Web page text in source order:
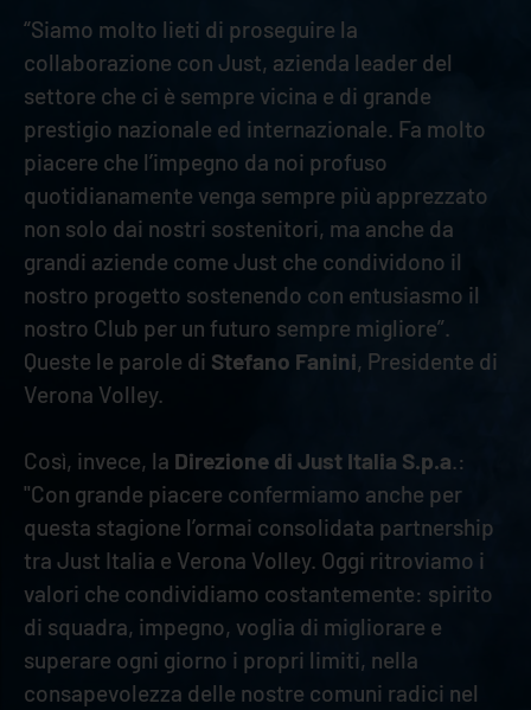
“Siamo molto lieti di proseguire la
collaborazione con Just, azienda leader del
settore che ci è sempre vicina e di grande
prestigio nazionale ed internazionale. Fa molto
piacere che l’impegno da noi profuso
quotidianamente venga sempre più apprezzato
non solo dai nostri sostenitori, ma anche da
grandi aziende come Just che condividono il
nostro progetto sostenendo con entusiasmo il
nostro Club per un futuro sempre migliore”.
Queste le parole di Stefano Fanini, Presidente di
Verona Volley.
Così, invece, la Direzione di Just Italia S.p.a .:
"Con grande piacere confermiamo anche per
questa stagione l’ormai consolidata partnership
tra Just Italia e Verona Volley. Oggi ritroviamo i
valori che condividiamo costantemente: spirito
di squadra, impegno, voglia di migliorare e
superare ogni giorno i propri limiti, nella
consapevolezza delle nostre comuni radici nel